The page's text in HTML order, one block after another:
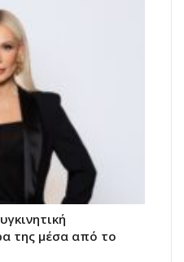
της μέσα από το